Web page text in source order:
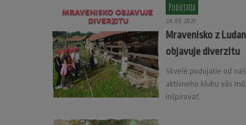
Podujatia
24.09.2021
Mravenisko z
objavuje diverzitu
Skvelé podujatie od
aktívneho klubu vás
inšpirovať.